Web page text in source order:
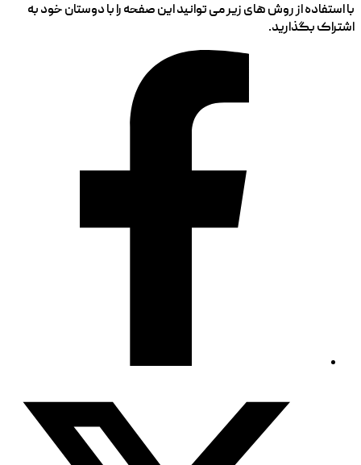
با استفاده از روش های زیر می توانید این صفحه را با دوستان خود به
اشتراک بگذارید.